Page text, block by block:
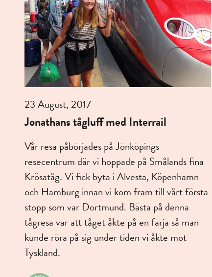
23 August, 2017
Jonathans tågluff med Interrail
Vår resa påbörjades på Jönköpings
resecentrum där vi hoppade på Smålands fina
Krösatåg. Vi fick byta i Alvesta, Köpenhamn
och Hamburg innan vi kom fram till vårt första
stopp som var Dortmund. Bästa på denna
tågresa var att tåget åkte på en färja så man
kunde röra på sig under tiden vi åkte mot
Tyskland.